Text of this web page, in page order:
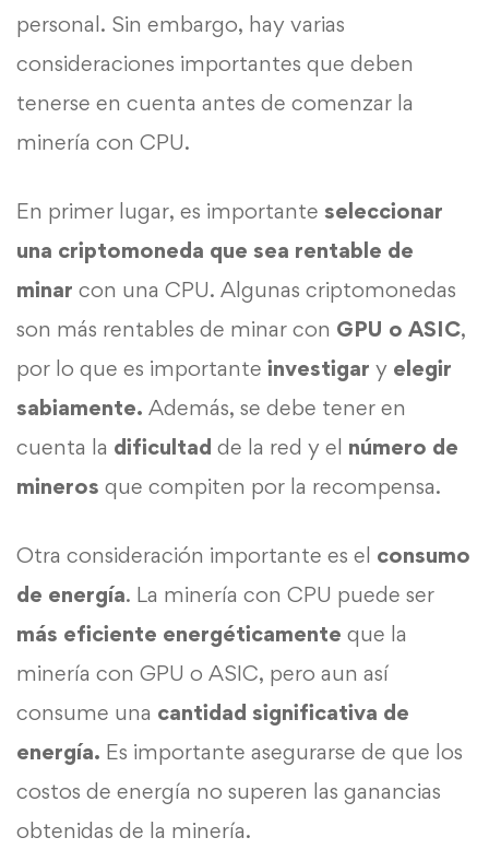
personal. Sin embargo, hay varias
consideraciones importantes que deben
tenerse en cuenta antes de comenzar la
minería con CPU.
En primer lugar, es importante seleccionar
una criptomoneda que sea rentable de
minar con una CPU. Algunas criptomonedas
son más rentables de minar con GPU o ASIC,
por lo que es importante investigar y elegir
sabiamente. Además, se debe tener en
cuenta la dificultad de la red y el número de
mineros que compiten por la recompensa.
Otra consideración importante es el consumo
de energía. La minería con CPU puede ser
más eficiente energéticamente que la
minería con GPU o ASIC, pero aun así
consume una cantidad significativa de
energía. Es importante asegurarse de que los
costos de energía no superen las ganancias
obtenidas de la minería.